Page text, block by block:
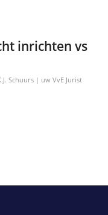
inrichten vs
Schuurs | uw VvE Jurist